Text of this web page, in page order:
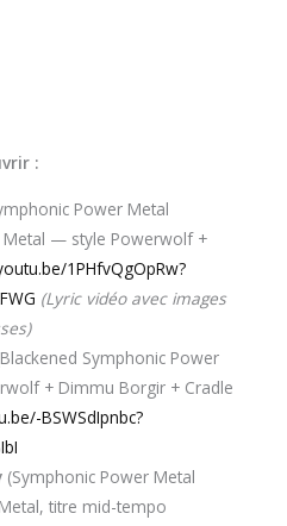
:
Power Metal
Metal — style Powerwolf +
1PHfvQgOpRw?
(Lyric vidéo avec images
Symphonic Power
+ Dimmu Borgir + Cradle
BSWSdIpnbc?
(Symphonic Power Metal
titre mid-tempo